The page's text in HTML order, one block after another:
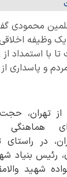
محمودی
وظیفه
با استمداد
و پاسداری از
تهران،
هماهنگی
در
رئیس بنیاد
شهید